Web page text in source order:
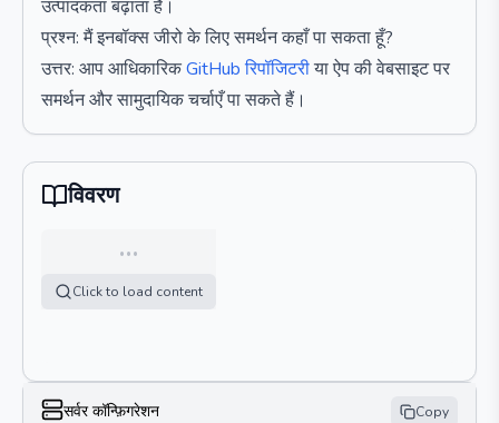
उत्पादकता बढ़ाता है।
प्रश्न: मैं इनबॉक्स जीरो के लिए समर्थन कहाँ पा सकता हूँ?
उत्तर: आप आधिकारिकGitHub रिपॉजिटरीया ऐप की वेबसाइट पर
समर्थन और सामुदायिक चर्चाएँ पा सकते हैं।
विवरण
…
Click to load content
सर्वर कॉन्फ़िगरेशन Copy